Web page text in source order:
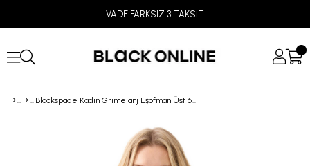
VADE FARKSIZ 3 TAKSİT
Blackspade Kadın Grimelanj Eşofman Üst 60588